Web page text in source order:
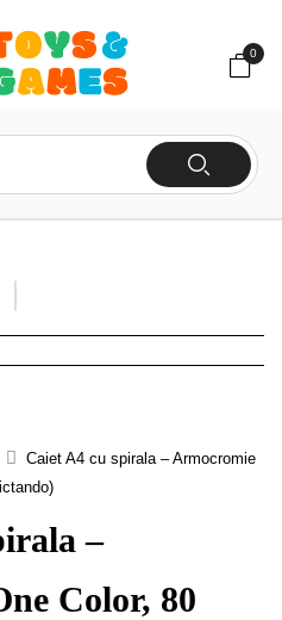
0
Caiet A4 cu spirala – Armocromie
–
Color, 80